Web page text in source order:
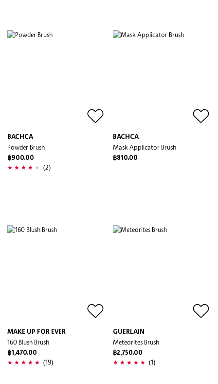
BACHCA
Powder Brush
฿900.00
(2)
BACHCA
Mask Applicator Brush
฿810.00
MAKE UP FOR EVER
160 Blush Brush
฿1,470.00
(19)
GUERLAIN
Meteorites Brush
฿2,750.00
(1)